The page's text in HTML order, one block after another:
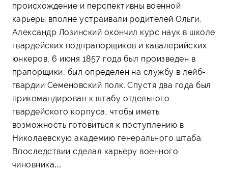
происхождение и перспективны военной
карьеры вполне устраивали родителей Ольги.
Александр Лозинский окончил курс наук в школе
гвардейских подпрапорщиков и кавалерийских
юнкеров, 6 июня 1857 года был произведен в
прапорщики, был определен на службу в лейб-
гвардии Семеновский полк. Спустя два года был
прикомандирован к штабу отдельного
гвардейского корпуса, чтобы иметь
возможность готовиться к поступлению в
Николаевскую академию генерального штаба.
Впоследствии сделал карьеру военного
чиновника…